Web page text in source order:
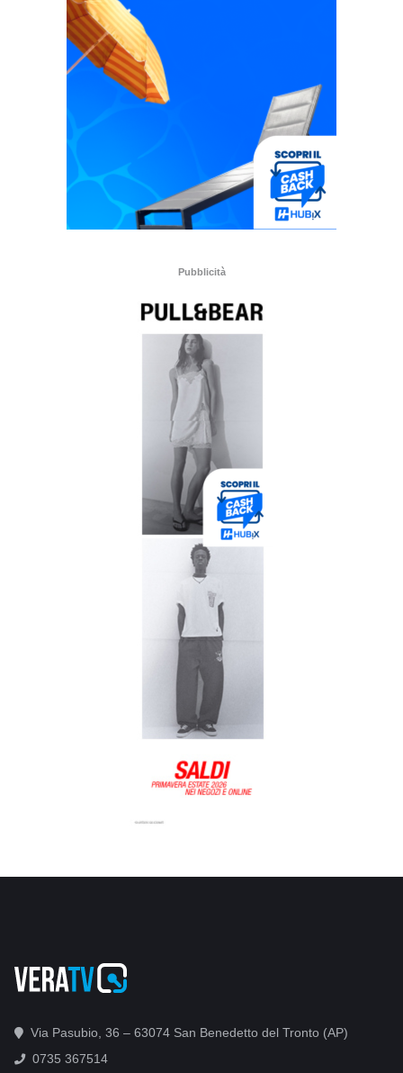
Pubblicità
Via Pasubio, 36 – 63074 San Benedetto del Tronto (AP)
0735 367514